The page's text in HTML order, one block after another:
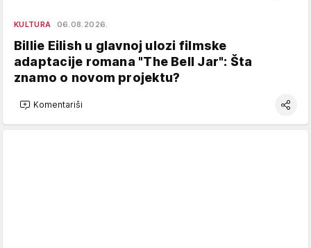
KULTURA 06.08.2026.
Billie Eilish u glavnoj ulozi filmske
adaptacije romana "The Bell Jar": Šta
znamo o novom projektu?
Komentariši